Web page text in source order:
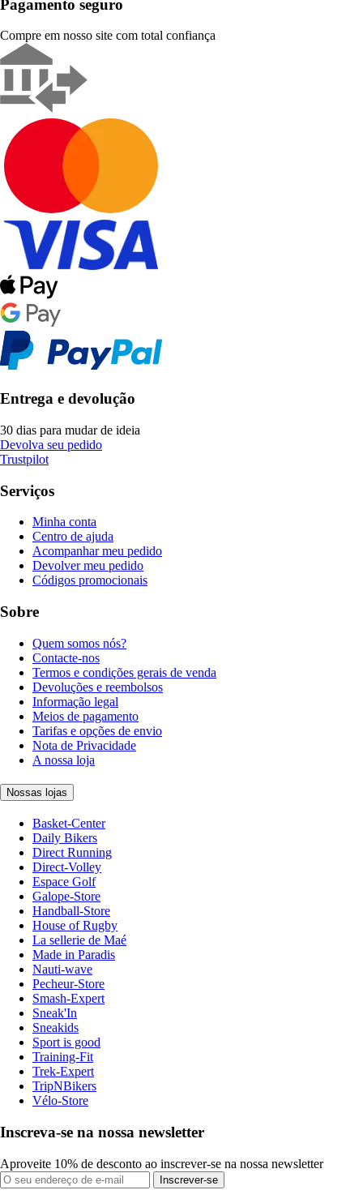
Pagamento seguro
Compre em nosso site com total confiança
Entrega e devolução
30 dias para mudar de ideia
Devolva seu pedido
Trustpilot
Serviços
Minha conta
Centro de ajuda
Acompanhar meu pedido
Devolver meu pedido
Códigos promocionais
Sobre
Quem somos nós?
Contacte-nos
Termos e condições gerais de venda
Devoluções e reembolsos
Informação legal
Meios de pagamento
Tarifas e opções de envio
Nota de Privacidade
A nossa loja
Nossas lojas
Basket-Center
Daily Bikers
Direct Running
Direct-Volley
Espace Golf
Galope-Store
Handball-Store
House of Rugby
La sellerie de Maé
Made in Paradis
Nauti-wave
Pecheur-Store
Smash-Expert
Sneak'In
Sneakids
Sport is good
Training-Fit
Trek-Expert
TripNBikers
Vélo-Store
Inscreva-se na nossa newsletter
Aproveite 10% de desconto ao inscrever-se na nossa newsletter
Inscrever-se